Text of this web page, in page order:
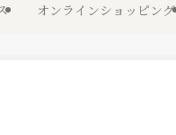
オンラインショッピング